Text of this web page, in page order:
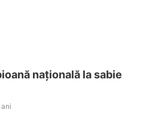
națională la sabie